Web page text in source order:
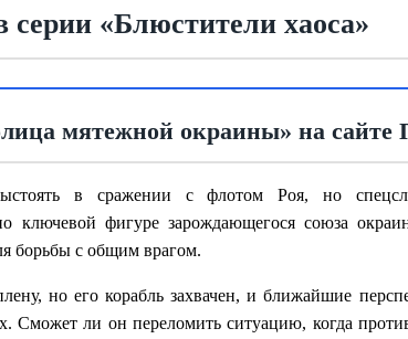
«Блюстители хаоса»
мятежной окраины» на сайте
в сражении с флотом Роя, но
ключевой фигуре зарождающегося союза
борьбы с общим врагом.
но его корабль захвачен, и ближайшие
Сможет ли он переломить ситуацию, когда